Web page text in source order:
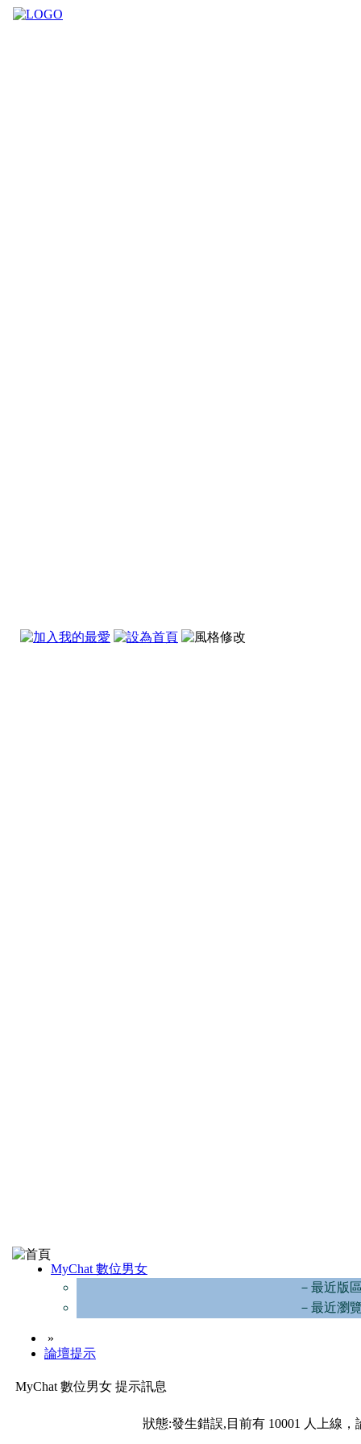
MyChat 數位男女
－最近版
－最近瀏
»
論壇提示
MyChat 數位男女 提示訊息
狀態:發生錯誤,目前有 10001 人上線